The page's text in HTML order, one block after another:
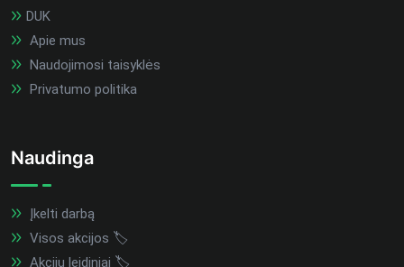
DUK
Apie mus
Naudojimosi taisyklės
Privatumo politika
Naudinga
Įkelti darbą
Visos akcijos 🏷️
Akcijų leidiniai 🏷️